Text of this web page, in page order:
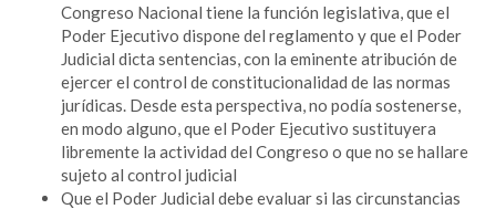
Congreso Nacional tiene la función legislativa, que el
Poder Ejecutivo dispone del reglamento y que el Poder
Judicial dicta sentencias, con la eminente atribución de
ejercer el control de constitucionalidad de las normas
jurídicas. Desde esta perspectiva, no podía sostenerse,
en modo alguno, que el Poder Ejecutivo sustituyera
libremente la actividad del Congreso o que no se hallare
sujeto al control judicial
Que el Poder Judicial debe evaluar si las circunstancias